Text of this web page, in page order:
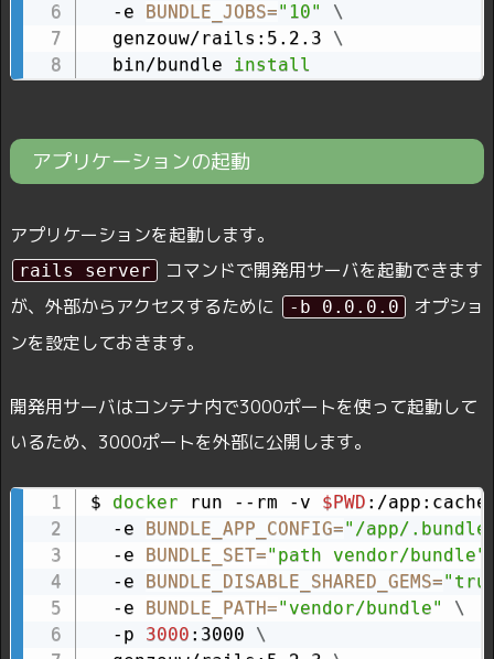
  -e
BUNDLE_JOBS="10"
\
  genzouw/rails:5.2.3
\
  bin/bundle
install
アプリケーションの起動
アプリケーションを起動します。
rails server
コマンドで開発用サーバを起動できます
が、外部からアクセスするために
-b 0.0.0.0
オプショ
ンを設定しておきます。
開発用サーバはコンテナ内で3000ポートを使って起動して
いるため、3000ポートを外部に公開します。
$ docker run --rm -v $PWD :/
  -e
BUNDLE_APP_CONFIG="/app/
  -e
BUNDLE_SET="path vendor/bundle"
  -e
BUNDLE_DISABLE_SHARED_GEMS=
  -e
BUNDLE_PATH="vendor/bundle"
\
  -p
3000 :3000 \